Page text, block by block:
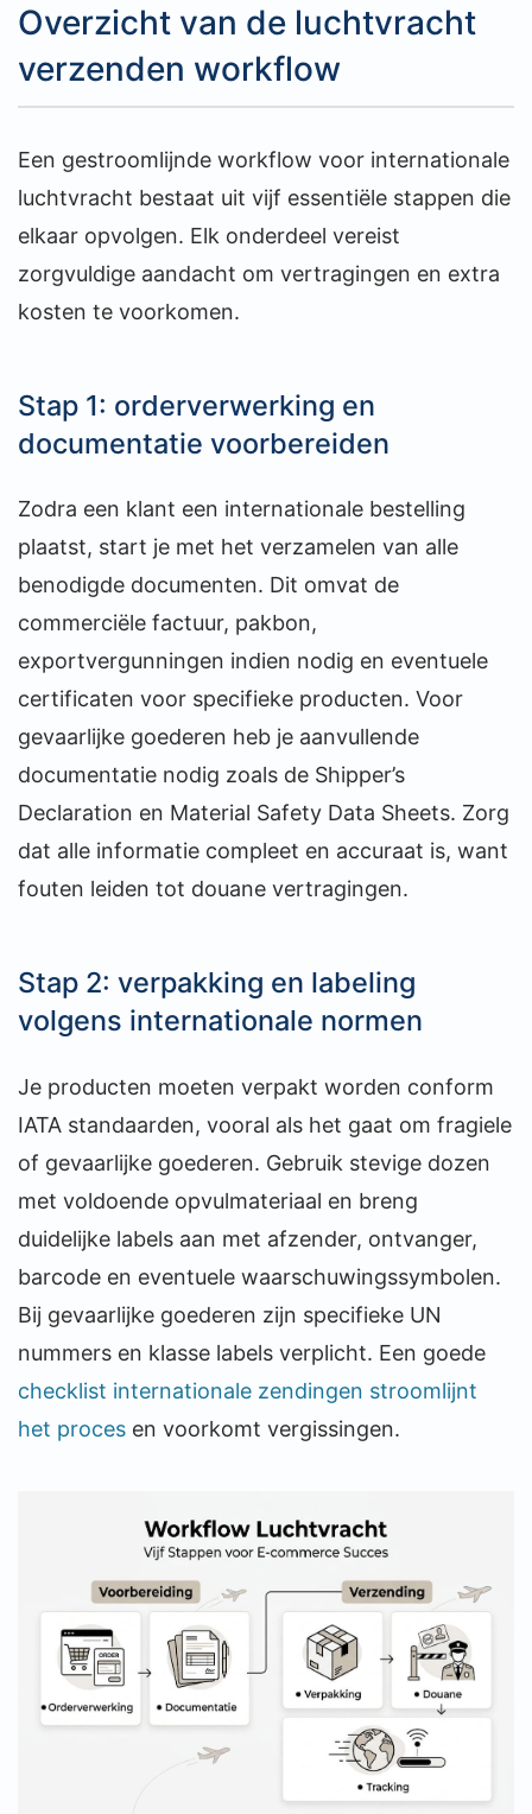
Overzicht van de luchtvracht
verzenden workflow
Een gestroomlijnde workflow voor internationale
luchtvracht bestaat uit vijf essentiële stappen die
elkaar opvolgen. Elk onderdeel vereist
zorgvuldige aandacht om vertragingen en extra
kosten te voorkomen.
Stap 1: orderverwerking en
documentatie voorbereiden
Zodra een klant een internationale bestelling
plaatst, start je met het verzamelen van alle
benodigde documenten. Dit omvat de
commerciële factuur, pakbon,
exportvergunningen indien nodig en eventuele
certificaten voor specifieke producten. Voor
gevaarlijke goederen heb je aanvullende
documentatie nodig zoals de Shipper’s
Declaration en Material Safety Data Sheets. Zorg
dat alle informatie compleet en accuraat is, want
fouten leiden tot douane vertragingen.
Stap 2: verpakking en labeling
volgens internationale normen
Je producten moeten verpakt worden conform
IATA standaarden, vooral als het gaat om fragiele
of gevaarlijke goederen. Gebruik stevige dozen
met voldoende opvulmateriaal en breng
duidelijke labels aan met afzender, ontvanger,
barcode en eventuele waarschuwingssymbolen.
Bij gevaarlijke goederen zijn specifieke UN
nummers en klasse labels verplicht. Een goede
checklist internationale zendingen stroomlijnt
het proces en voorkomt vergissingen.